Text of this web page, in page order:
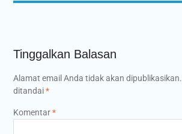
Tinggalkan Balasan
Alamat email Anda tidak akan dipublikasikan.
ditandai*
Komentar*